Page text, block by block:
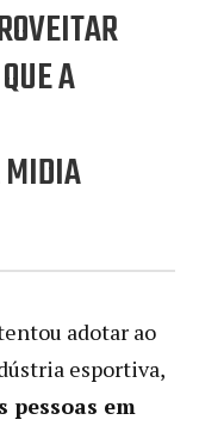
A
MIDIA
adotar ao
esportiva,
pessoas em